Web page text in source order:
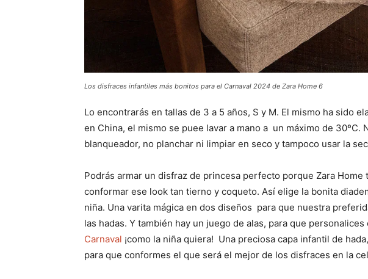
Los disfraces infantiles más bonitos para el Carnaval 2024 de Zara Home 6
Lo encontrarás en tallas de 3 a 5 años, S y M. El mismo ha sido
en China, el mismo se puee lavar a mano a un máximo de 30ºC.
blanqueador, no planchar ni limpiar en seco y tampoco usar la
Podrás armar un disfraz de princesa perfecto porque Zara
conformar ese look tan tierno y coqueto. Así elige la bonita
niña. Una varita mágica en dos diseños para que nuestra
las hadas. Y también hay un juego de alas, para que
Carnaval ¡como la niña quiera! Una preciosa capa infantil de
para que conformes el que será el mejor de los disfraces en la